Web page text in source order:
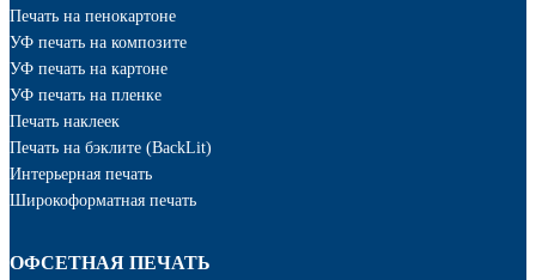
Печать на пенокартоне
УФ печать на композите
УФ печать на картоне
УФ печать на пленке
Печать наклеек
Печать на бэклите (BackLit)
Интерьерная печать
Широкоформатная печать
ОФСЕТНАЯ ПЕЧАТЬ